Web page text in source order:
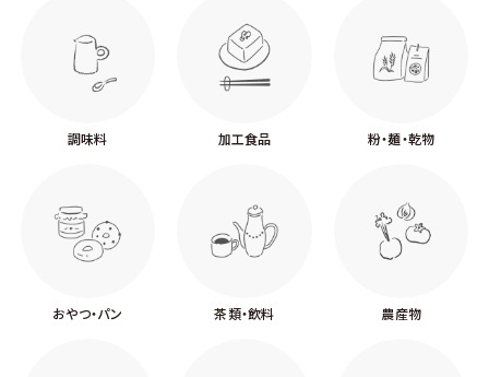
調味料 加工食品 粉・麺・乾物
おやつ・パン 茶類・飲料 農産物